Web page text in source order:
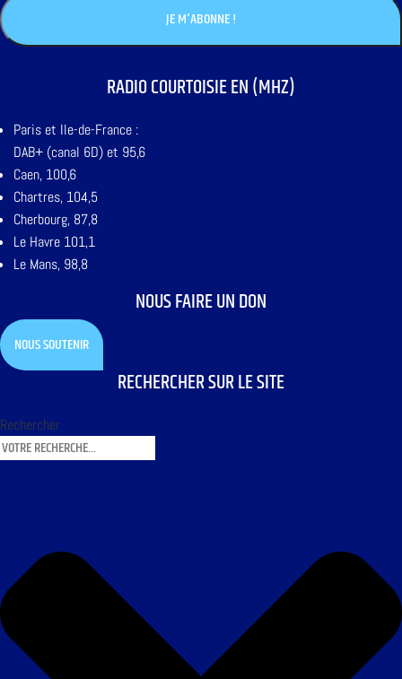
RADIO COURTOISIE EN (MHZ)
Paris et Ile-de-France :
DAB+ (canal 6D) et 95,6
Caen, 100,6
Chartres, 104,5
Cherbourg, 87,8
Le Havre 101,1
Le Mans, 98,8
NOUS FAIRE UN DON
NOUS SOUTENIR
RECHERCHER SUR LE SITE
Rechercher